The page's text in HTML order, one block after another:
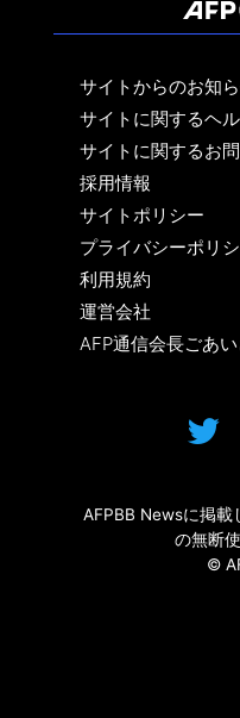
サイトからのお知
サイトに関するヘ
サイトに関するお
採用情報
サイトポリシー
プライバシーポリ
利用規約
運営会社
AFP通信会長ごあ
AFPBB Newsに掲載
の無断
©